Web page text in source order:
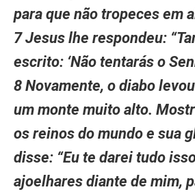
para que não tropeces em
7 Jesus lhe respondeu:
escrito: ‘Não tentarás o
8 Novamente, o diabo
um monte muito alto.
os reinos do mundo e sua
disse: “Eu te darei tudo
ajoelhares diante de mim,